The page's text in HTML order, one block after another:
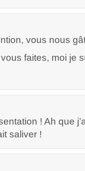
vous nous
faites, moi je
! Ah que
saliver !